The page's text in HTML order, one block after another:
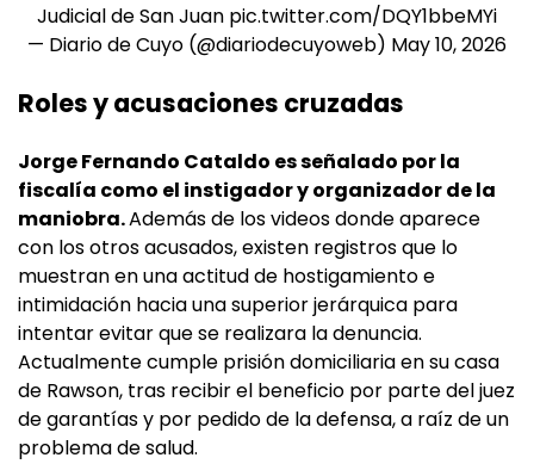
Judicial de San Juan pic.twitter.com/DQY1bbeMYi
— Diario de Cuyo (@diariodecuyoweb) May 10, 2026
Roles y acusaciones cruzadas
Jorge Fernando Cataldo es señalado por la
fiscalía como el instigador y organizador de la
maniobra.Además de los videos donde aparece
con los otros acusados, existen registros que lo
muestran en una actitud de hostigamiento e
intimidación hacia una superior jerárquica para
intentar evitar que se realizara la denuncia.
Actualmente cumple prisión domiciliaria en su casa
de Rawson, tras recibir el beneficio por parte del juez
de garantías y por pedido de la defensa, a raíz de un
problema de salud.